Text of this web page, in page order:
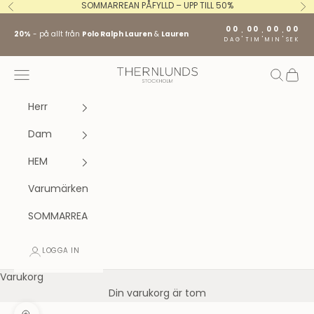
Hoppa till innehållet
Föregående SOMMARREAN PÅFYLLD – UPP TILL 50%
20% - på allt från Polo Ralph Lauren & Lauren
00
DAG : 00
TIM : 00
MIN : 00
SEK
Stockholm fashion agency AB
Öppna navigeringsmenyn Öppna
Herr
Dam
HEM
Varumärken
SOMMARREA
LOGGA IN
Varukorg
Din varukorg är tom